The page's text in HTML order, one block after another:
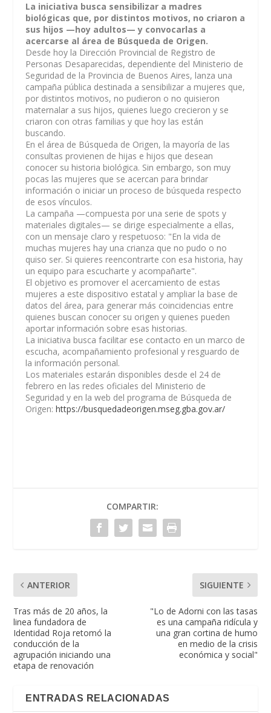
La iniciativa busca sensibilizar a madres
biológicas que, por distintos motivos, no criaron a
sus hijos —hoy adultos— y convocarlas a
acercarse al área de Búsqueda de Origen.
Desde hoy la Dirección Provincial de Registro de
Personas Desaparecidas, dependiente del Ministerio de
Seguridad de la Provincia de Buenos Aires, lanza una
campaña pública destinada a sensibilizar a mujeres que,
por distintos motivos, no pudieron o no quisieron
maternalar a sus hijos, quienes luego crecieron y se
criaron con otras familias y que hoy las están
buscando.
En el área de Búsqueda de Origen, la mayoría de las
consultas provienen de hijas e hijos que desean
conocer su historia biológica. Sin embargo, son muy
pocas las mujeres que se acercan para brindar
información o iniciar un proceso de búsqueda respecto
de esos vínculos.
La campaña —compuesta por una serie de spots y
materiales digitales— se dirige especialmente a ellas,
con un mensaje claro y respetuoso: "En la vida de
muchas mujeres hay una crianza que no pudo o no
quiso ser. Si quieres reencontrarte con esa historia, hay
un equipo para escucharte y acompañarte".
El objetivo es promover el acercamiento de estas
mujeres a este dispositivo estatal y ampliar la base de
datos del área, para generar más coincidencias entre
quienes buscan conocer su origen y quienes pueden
aportar información sobre esas historias.
La iniciativa busca facilitar ese contacto en un marco de
escucha, acompañamiento profesional y resguardo de
la información personal.
Los materiales estarán disponibles desde el 24 de
febrero en las redes oficiales del Ministerio de
Seguridad y en la web del programa de Búsqueda de
Origen:https://busquedadeorigen.mseg.gba.gov.ar/
COMPARTIR:
ANTERIOR
Tras más de 20 años, la
linea fundadora de
Identidad Roja retomó la
conducción de la
agrupación iniciando una
etapa de renovación
SIGUIENTE
"Lo de Adorni con las tasas
es una campaña ridícula y
una gran cortina de humo
en medio de la crisis
económica y social"
ENTRADAS RELACIONADAS